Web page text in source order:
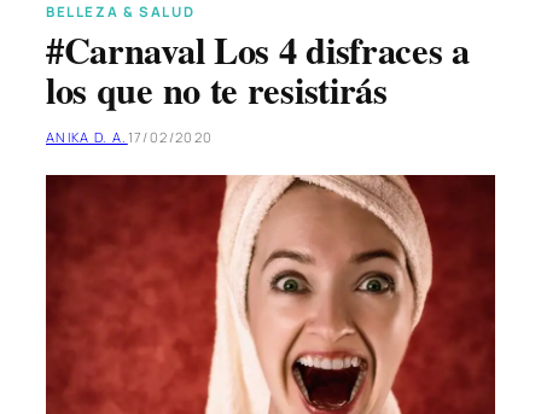
BELLEZA & SALUD
#Carnaval Los 4 disfraces a
los que no te resistirás
ANIKA D. A. 17/02/2020